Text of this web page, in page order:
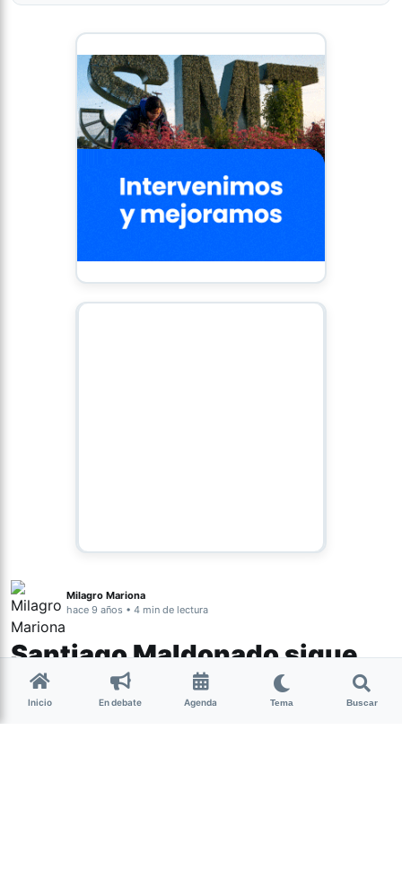
Milagro Mariona
hace 9 años • 4 min de lectura
Santiago Maldonado sigue
sin aparecer
Inicio En debate Agenda Tema Buscar